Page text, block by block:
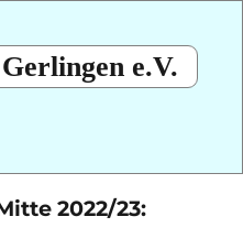
e.V.
2022/23: